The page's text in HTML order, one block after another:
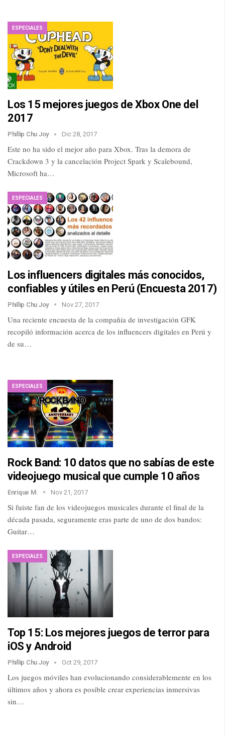
ESPECIALES
Los 15 mejores juegos de Xbox One del
2017
Phillip Chu Joy Dic 28, 2017
Este no ha sido el mejor año para Xbox. Tras la demora de
Crackdown 3 y la cancelación Project Spark y Scalebound,
Microsoft ha…
ESPECIALES
Los influencers digitales más conocidos,
confiables y útiles en Perú (Encuesta 2017)
Phillip Chu Joy Nov 27, 2017
Una reciente encuesta de la compañía de investigación GFK
recopiló información acerca de los influencers digitales en Perú y
de su…
ESPECIALES
Rock Band: 10 datos que no sabías de este
videojuego musical que cumple 10 años
Enrique M. Nov 21, 2017
Si fuiste fan de los videojuegos musicales durante el final de la
década pasada, seguramente eras parte de uno de dos bandos:
Guitar…
ESPECIALES
Top 15: Los mejores juegos de terror para
iOS y Android
Phillip Chu Joy Oct 29, 2017
Los juegos móviles han evolucionando considerablemente en los
últimos años y ahora es posible crear experiencias inmersivas
sin…